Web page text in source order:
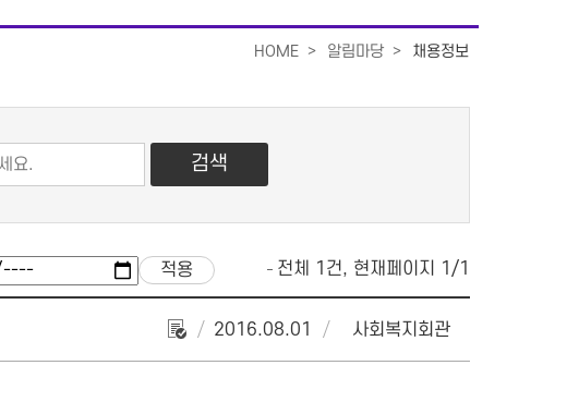
HOME 알림마당 채용정보
전체 1건, 현재페이지 1/1
2016.08.01 사회복지회관